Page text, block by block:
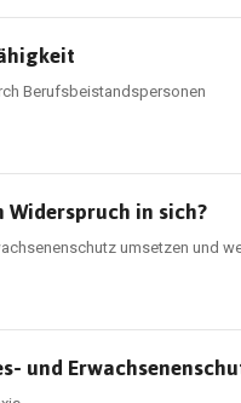
Berufsbeistandspersonen
in sich?
umsetzen und
und